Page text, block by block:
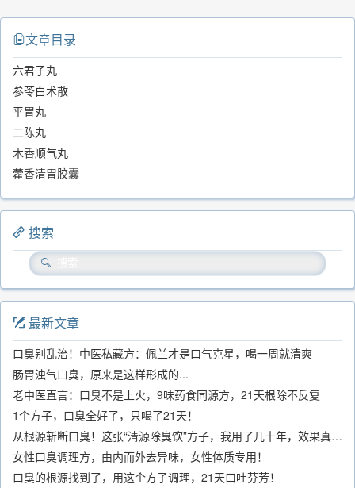
文章目录
六君子丸
参苓白术散
平胃丸
二陈丸
木香顺气丸
藿香清胃胶囊
搜索
最新文章
口臭别乱治！中医私藏方：佩兰才是口气克星，喝一周就清爽
肠胃浊气口臭，原来是这样形成的...
老中医直言：口臭不是上火，9味药食同源方，21天根除不反复
1个方子，口臭全好了，只喝了21天！
从根源斩断口臭！这张“清源除臭饮”方子，我用了几十年，效果真不错
女性口臭调理方，由内而外去异味，女性体质专用！
口臭的根源找到了，用这个方子调理，21天口吐芬芳！